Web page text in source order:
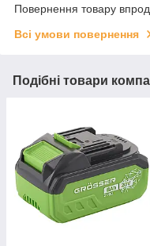
Повернення товару
Всі умови повернення
Подібні товари